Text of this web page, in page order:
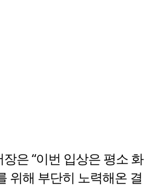
은 “이번 입상은 평소 화
위해 부단히 노력해온 결